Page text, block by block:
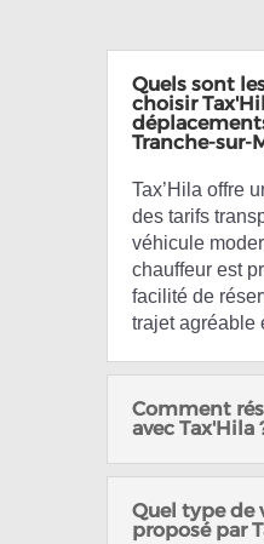
Quels sont
choisir
Tranche-sur-
Tax’Hila offre
des tarifs
véhicule
chauffeur est
facilité de
trajet agréable
Comment
avec Tax'Hila
Quel type de
proposé par